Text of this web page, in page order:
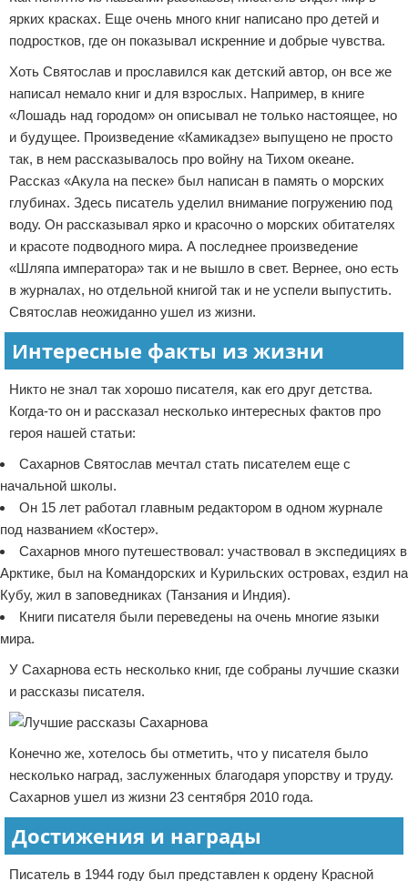
ярких красках. Еще очень много книг написано про детей и
подростков, где он показывал искренние и добрые чувства.
Хоть Святослав и прославился как детский автор, он все же
написал немало книг и для взрослых. Например, в книге
«Лошадь над городом» он описывал не только настоящее, но
и будущее. Произведение «Камикадзе» выпущено не просто
так, в нем рассказывалось про войну на Тихом океане.
Рассказ «Акула на песке» был написан в память о морских
глубинах. Здесь писатель уделил внимание погружению под
воду. Он рассказывал ярко и красочно о морских обитателях
и красоте подводного мира. А последнее произведение
«Шляпа императора» так и не вышло в свет. Вернее, оно есть
в журналах, но отдельной книгой так и не успели выпустить.
Святослав неожиданно ушел из жизни.
Интересные факты из жизни
Никто не знал так хорошо писателя, как его друг детства.
Когда-то он и рассказал несколько интересных фактов про
героя нашей статьи:
Сахарнов Святослав мечтал стать писателем еще с
начальной школы.
Он 15 лет работал главным редактором в одном журнале
под названием «Костер».
Сахарнов много путешествовал: участвовал в экспедициях в
Арктике, был на Командорских и Курильских островах, ездил на
Кубу, жил в заповедниках (Танзания и Индия).
Книги писателя были переведены на очень многие языки
мира.
У Сахарнова есть несколько книг, где собраны лучшие сказки
и рассказы писателя.
Конечно же, хотелось бы отметить, что у писателя было
несколько наград, заслуженных благодаря упорству и труду.
Сахарнов ушел из жизни 23 сентября 2010 года.
Достижения и награды
Писатель в 1944 году был представлен к ордену Красной